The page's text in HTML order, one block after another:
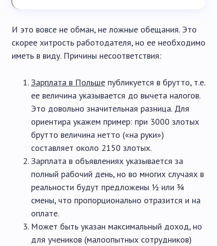
И это вовсе не обман, не ложные обещания. Это
скорее хитрость работодателя, но ее необходимо
иметь в виду. Причины несоответствия:
Зарплата в Польше публикуется в брутто, т.е.
ее величина указывается до вычета налогов.
Это довольно значительная разница. Для
ориентира укажем пример: при 3000 злотых
брутто величина нетто («на руки»)
составляет около 2150 злотых.
Зарплата в объявлениях указывается за
полный рабочий день, но во многих случаях в
реальности будут предложены ½ или ¾
смены, что пропорционально отразится и на
оплате.
Может быть указан максимальный доход, но
для учеников (малоопытных сотрудников)